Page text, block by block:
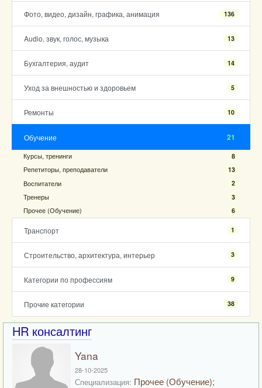
Фото, видео, дизайн, графика, анимация 136
Audio, звук, голос, музыка 13
Бухгалтерия, аудит 14
Уход за внешностью и здоровьем 5
Ремонты 10
Обучение 21
Курсы, тренинги 8
Репетиторы, преподаватели 13
Воспитатели 2
Тренеры 3
Прочее (Обучение) 6
Транспорт 1
Строительство, архитектура, интерьер 3
Категории по профессиям 9
Прочие категории 38
HR консалтинг
Yana
28-10-2025
Специализация: Прочее (Обучение);